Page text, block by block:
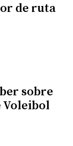
de ruta
sobre
Voleibol